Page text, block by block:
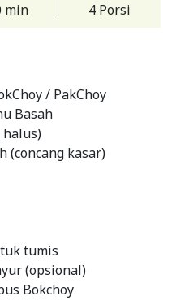
min 4 Porsi
/ PakChoy
Basah
halus)
(concang kasar)
tumis
(opsional)
Bokchoy